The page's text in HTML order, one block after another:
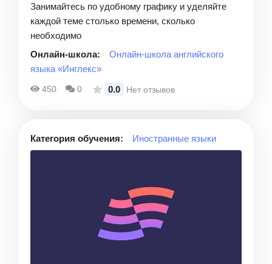
Занимайтесь по удобному графику и уделяйте
каждой теме столько времени, сколько
необходимо
Онлайн-школа:
Онлайн-школа английского
языка «Инглекс»
450 0 0.0 Нет отзывов
Категория обучения: Иностранные языки